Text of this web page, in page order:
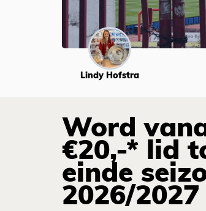
Lindy Hofstra
Word
€20,-* lid
einde
2026/2027